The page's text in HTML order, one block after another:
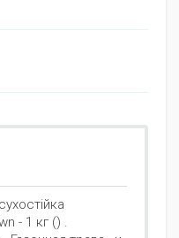
- 1 кг () .